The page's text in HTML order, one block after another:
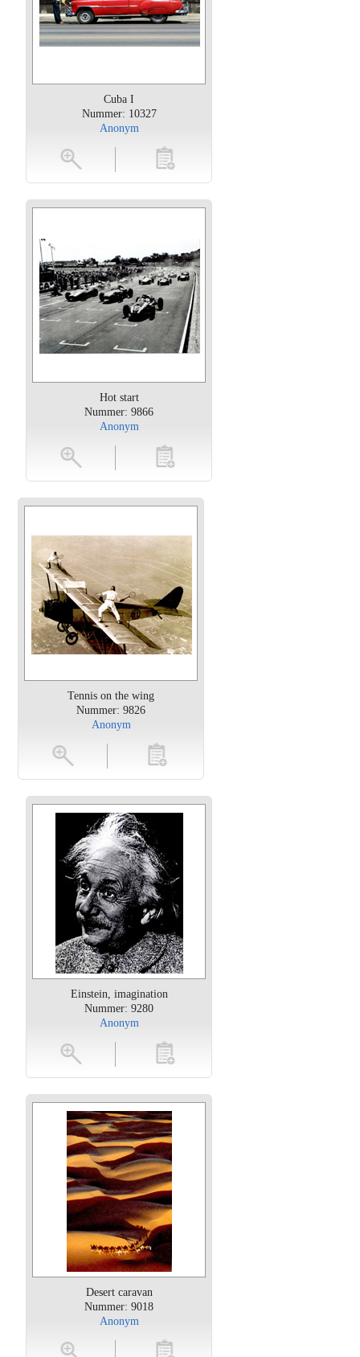
Cuba I
Nummer: 10327
Anonym
toevoegen
Hot start
Nummer: 9866
Anonym
toevoegen
Tennis on the wing
Nummer: 9826
Anonym
toevoegen
Einstein, imagination
Nummer: 9280
Anonym
toevoegen
Desert caravan
Nummer: 9018
Anonym
toevoegen